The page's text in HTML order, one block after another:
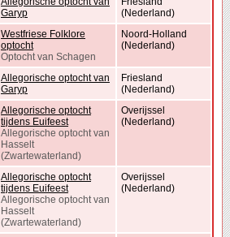
Garyp
(Nederland)
Westfriese Folklore
optocht
Optocht van Schagen
Noord-Holland
(Nederland)
Allegorische optocht van
Garyp
Friesland
(Nederland)
Allegorische optocht
tijdens Euifeest
Allegorische optocht van
Hasselt
(Zwartewaterland)
Overijssel
(Nederland)
Allegorische optocht
tijdens Euifeest
Allegorische optocht van
Hasselt
(Zwartewaterland)
Overijssel
(Nederland)